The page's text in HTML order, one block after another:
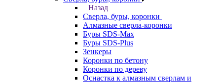
Назад
Сверла, буры, коронки
Алмазные сверла-коронки
Буры SDS-Max
Буры SDS-Plus
Зенкеры
Коронки по бетону
Коронки по дереву
Оснастка к алмазным сверлам и